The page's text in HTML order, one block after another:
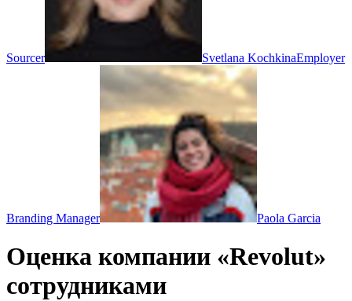
Sourcer Svetlana KochkinaEmployer
Branding Manager Paola Garcia
Оценка компании «Revolut»
сотрудниками